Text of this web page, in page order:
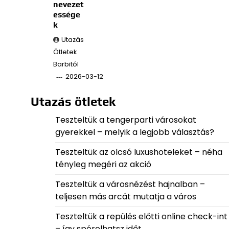
nevezet
essége
k
Utazás
Ötletek
Barbitól
2026-03-12
Utazás ötletek
Teszteltük a tengerparti városokat
gyerekkel – melyik a legjobb választás?
Teszteltük az olcsó luxushoteleket – néha
tényleg megéri az akció
Teszteltük a városnézést hajnalban –
teljesen más arcát mutatja a város
Teszteltük a repülés előtti online check-int